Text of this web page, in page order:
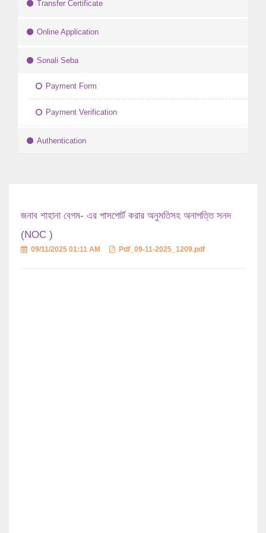
Transfer Certificate
Online Application
Sonali Seba
Payment Form
Payment Verification
Authentication
জনাব শাহানা বেগম- এর পাসপোর্ট করার অনুমতিসহ অনাপত্তি সনদ
(NOC )
09/11/2025 01:11 AM Pdf_09-11-2025_1209.pdf